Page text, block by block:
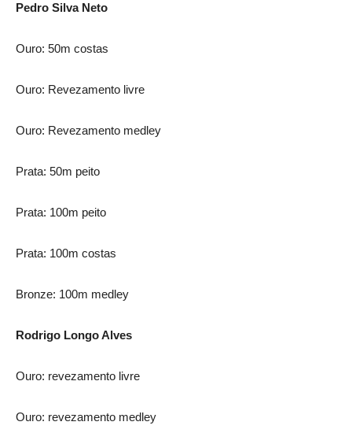
Pedro Silva Neto
Ouro: 50m costas
Ouro: Revezamento livre
Ouro: Revezamento medley
Prata: 50m peito
Prata: 100m peito
Prata: 100m costas
Bronze: 100m medley
Rodrigo Longo Alves
Ouro: revezamento livre
Ouro: revezamento medley